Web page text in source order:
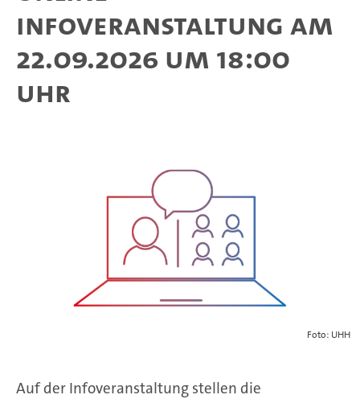
Infoveranstaltung am
22.09.2026 um 18:00
Uhr
Foto: UHH
Auf der Infoveranstaltung stellen die